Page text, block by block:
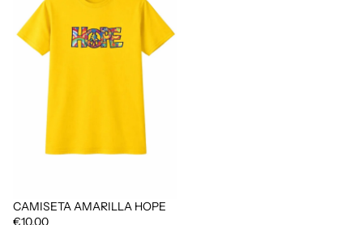
CAMISETA AMARILLA HOPE
€10,00